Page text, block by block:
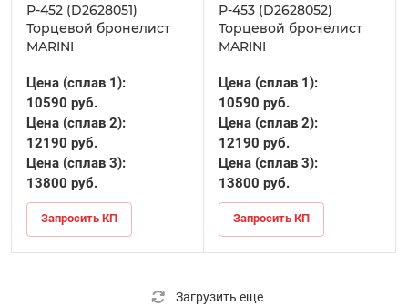
Р-452 (D2628051)
Торцевой бронелист
MARINI
Цена (сплав 1):
10590 руб.
Цена (сплав 2):
12190 руб.
Цена (сплав 3):
13800 руб.
Запросить КП
Р-453 (D2628052)
Торцевой бронелист
MARINI
Цена (сплав 1):
10590 руб.
Цена (сплав 2):
12190 руб.
Цена (сплав 3):
13800 руб.
Запросить КП
Загрузить еще